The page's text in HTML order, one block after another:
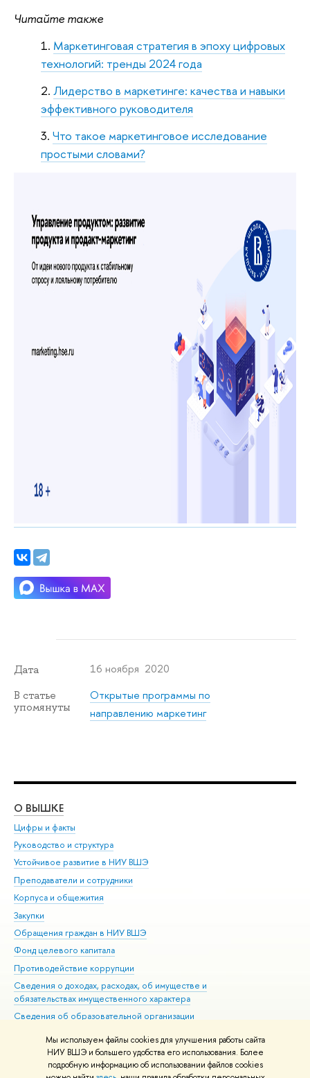
Мы используем файлы cookies для улучшения работы сайта
НИУ ВШЭ и большего удобства его использования. Более
подробную информацию об использовании файлов cookies
Читайте также
Маркетинговая стратегия в эпоху цифровых
технологий: тренды 2024 года
Лидерство в маркетинге: качества и навыки
эффективного руководителя
Что такое маркетинговое исследование
простыми словами?
Дата 16 ноября 2020
В статье
упомянуты
Открытые программы по
направлению маркетинг
О ВЫШКЕ
Цифры и факты
Руководство и структура
Устойчивое развитие в НИУ ВШЭ
Преподаватели и сотрудники
Корпуса и общежития
Закупки
Обращения граждан в НИУ ВШЭ
Фонд целевого капитала
Противодействие коррупции
Сведения о доходах, расходах, об имуществе и
обязательствах имущественного характера
Сведения об образовательной организации
Людям с ограниченными возможностями здоровья
Единая платежная страница
Работа в Вышке